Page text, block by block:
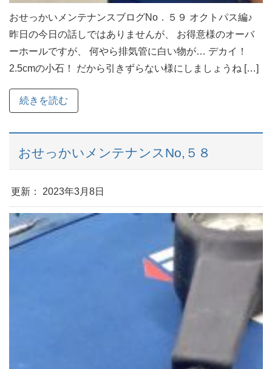
おせっかいメンテナンスブログNo．５９ オクトパス編♪
昨日の今日の話しではありませんが、 お得意様のオーバ
ーホールですが、 何やら排気管に白い物が… デカイ！
2.5cmの小石！ だから引きずらない様にしましょうね […]
続きを読む
おせっかいメンテナンスNo,５８
更新： 2023年3月8日